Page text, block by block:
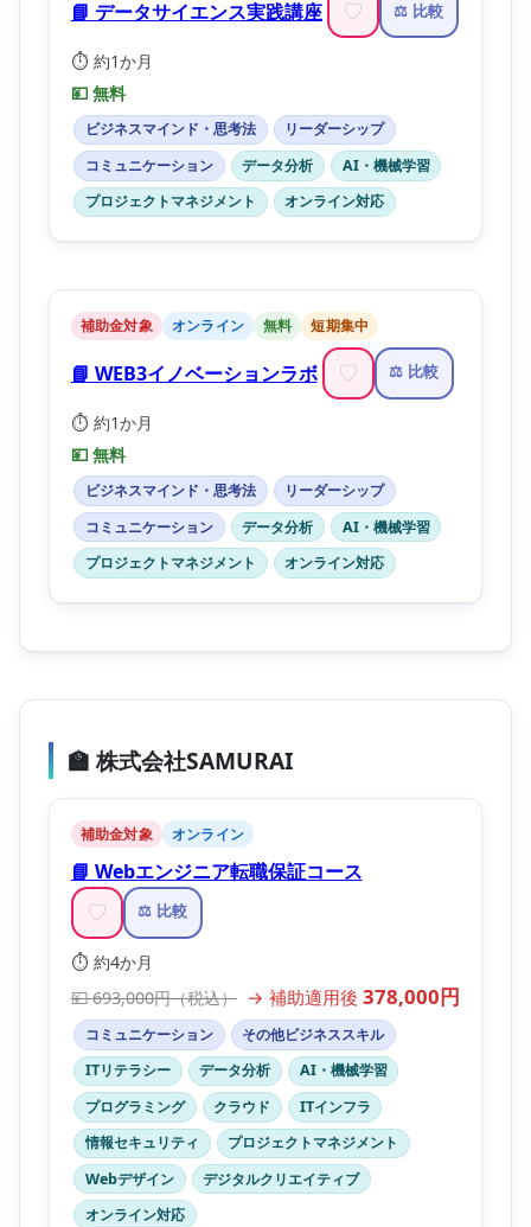
📘 データサイエンス実践講座 ♡ ⚖️ 比較
⏱️ 約1か月
💴 無料
ビジネスマインド・思考法
リーダーシップ
コミュニケーション
データ分析
AI・機械学習
プロジェクトマネジメント
オンライン対応
補助金対象 オンライン 無料 短期集中
📘 WEB3イノベーションラボ ♡ ⚖️ 比較
⏱️ 約1か月
💴 無料
ビジネスマインド・思考法
リーダーシップ
コミュニケーション
データ分析
AI・機械学習
プロジェクトマネジメント
オンライン対応
🏫 株式会社SAMURAI
補助金対象 オンライン
📘 Webエンジニア転職保証コース
♡ ⚖️ 比較
⏱️ 約4か月
💴 693,000円（税込） → 補助適用後 378,000円
コミュニケーション
その他ビジネススキル
ITリテラシー
データ分析
AI・機械学習
プログラミング
クラウド
ITインフラ
情報セキュリティ
プロジェクトマネジメント
Webデザイン
デジタルクリエイティブ
オンライン対応